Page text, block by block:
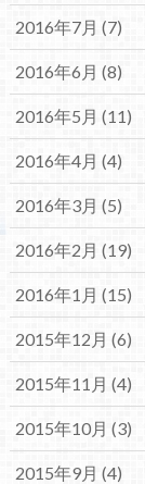
2016年7月 (7)
2016年6月 (8)
2016年5月 (11)
2016年4月 (4)
2016年3月 (5)
2016年2月 (19)
2016年1月 (15)
2015年12月 (6)
2015年11月 (4)
2015年10月 (3)
2015年9月 (4)